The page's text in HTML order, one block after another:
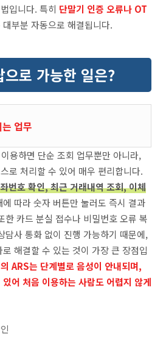
입니다. 특히 단말기 인증 오류나 OT
부분 자동으로 해결됩니다.
로 가능한 일은?
업무
용하면 단순 조회 업무뿐만 아니라,
로 처리할 수 있어 매우 편리합니다.
번호 확인, 최근 거래내역 조회, 이체
따라 숫자 버튼만 눌러도 즉시 결과
한 카드 분실 접수나 비밀번호 오류 복
담사 통화 없이 진행 가능하기 때문에,
해결할 수 있는 것이 가장 큰 장점입
ARS는 단계별로 음성이 안내되며,
어 처음 이용하는 사람도 어렵지 않게